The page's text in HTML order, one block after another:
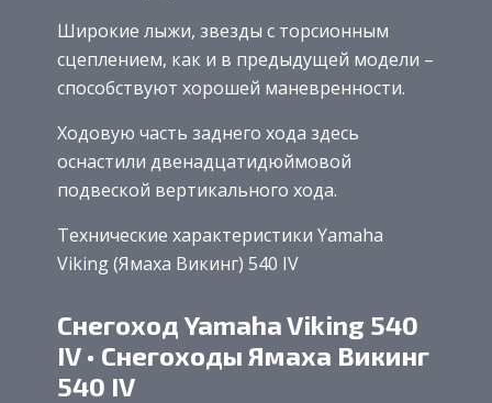
Широкие лыжи, звезды с торсионным
сцеплением, как и в предыдущей модели –
способствуют хорошей маневренности.
Ходовую часть заднего хода здесь
оснастили двенадцатидюймовой
подвеской вертикального хода.
Технические характеристики Yamaha
Viking (Ямаха Викинг) 540 IV
Снегоход Yamaha Viking 540
IV • Снегоходы Ямаха Викинг
540 IV